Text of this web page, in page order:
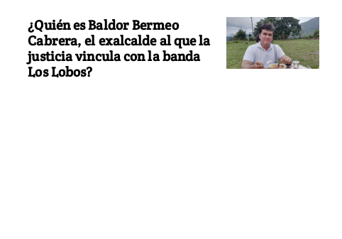
¿Quién es Baldor Bermeo
Cabrera, el exalcalde al que la
justicia vincula con la banda
Los Lobos?